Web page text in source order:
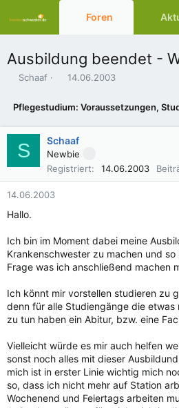
Foren
Ausbildung beendet -
E
s
t
e
l
Schaaf
E
t
e
l
l
14.06.2003
Pflegestudium: Voraussetzungen,
S Schaaf
Newbie
Registriert
14.06.2003
14.06.2003
Hallo.
Ich bin im Moment dabei meine
Krankenschwester zu machen und
Frage was ich anschließend machen
Ich könnt mir vorstellen studieren zu
denn für alle Studiengänge die etwas
zu tun haben ein Abitur, bzw. eine
Vielleicht würde es mir auch helfen
sonst noch alles mit dieser
mich ist in erster Linie wichtig mich
so, dass ich nicht mehr auf Station
Wochenend und Feiertags arbeiten